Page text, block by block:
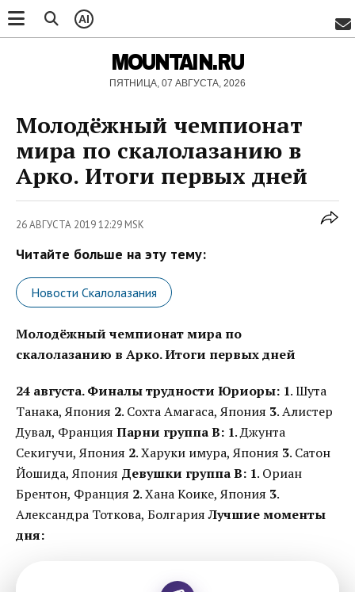
AI
MOUNTAIN.RU
ПЯТНИЦА, 07 АВГУСТА, 2026
Молодёжный чемпионат
мира по скалолазанию в
Арко. Итоги первых дней
26 АВГУСТА 2019 12:29 MSK
Читайте больше на эту тему:
Новости Скалолазания
Молодёжный чемпионат мира по
скалолазанию в Арко. Итоги первых дней
24 августа. Финалы трудности Юриоры: 1. Шута
Танака, Япония 2. Сохта Амагаса, Япония 3. Алистер
Дувал, Франция Парни группа B: 1. Джунта
Секигучи, Япония 2. Харуки имура, Япония 3. Сатон
Йошида, Япония Девушки группа B: 1. Ориан
Брентон, Франция 2. Хана Коике, Япония 3.
Александра Тоткова, БолгарияЛучшие моменты
дня: